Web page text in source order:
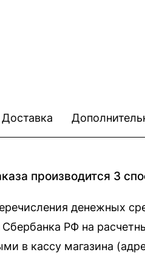
Доставка
производится 3
денежных
Сбербанка РФ на
в кассу магазина (